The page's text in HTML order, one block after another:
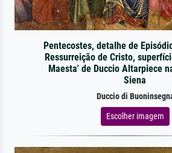
Pentecostes, detalhe de
Ressurreição de Cristo,
Maesta' de Duccio Altarpiece
Siena
Duccio di
Escolher imagem